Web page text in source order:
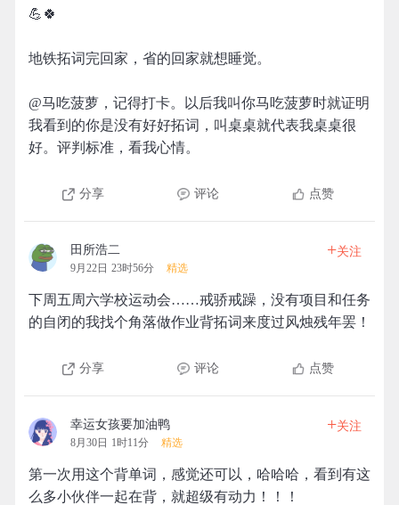
💪🍀
地铁拓词完回家，省的回家就想睡觉。
@马吃菠萝，记得打卡。以后我叫你马吃菠萝时就证明
我看到的你是没有好好拓词，叫桌桌就代表我桌桌很
好。评判标准，看我心情。
分享 评论 点赞
田所浩二
9月22日 23时56分 精选
+关注
下周五周六学校运动会……戒骄戒躁，没有项目和任务
的自闭的我找个角落做作业背拓词来度过风烛残年罢！
分享 评论 点赞
幸运女孩要加油鸭
8月30日 1时11分 精选
+关注
第一次用这个背单词，感觉还可以，哈哈哈，看到有这
么多小伙伴一起在背，就超级有动力！！！